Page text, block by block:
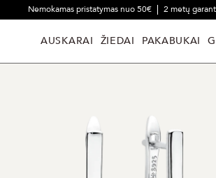
Nemokamas pristatymas nuo 50€ 2 metų
AUSKARAI ŽIEDAI PAKABUKAI